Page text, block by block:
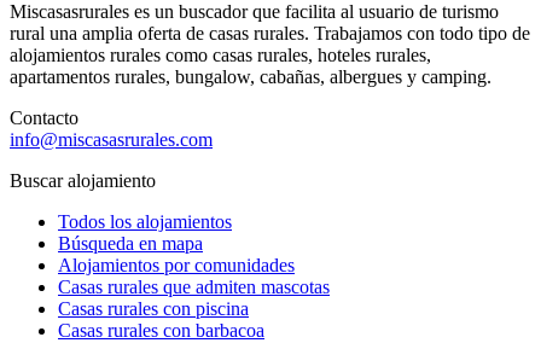
Miscasasrurales es un buscador que facilita al usuario de turismo
rural una amplia oferta de casas rurales. Trabajamos con todo tipo de
alojamientos rurales como casas rurales, hoteles rurales,
apartamentos rurales, bungalow, cabañas, albergues y camping.
Contacto
info@miscasasrurales.com
Buscar alojamiento
Todos los alojamientos
Búsqueda en mapa
Alojamientos por comunidades
Casas rurales que admiten mascotas
Casas rurales con piscina
Casas rurales con barbacoa